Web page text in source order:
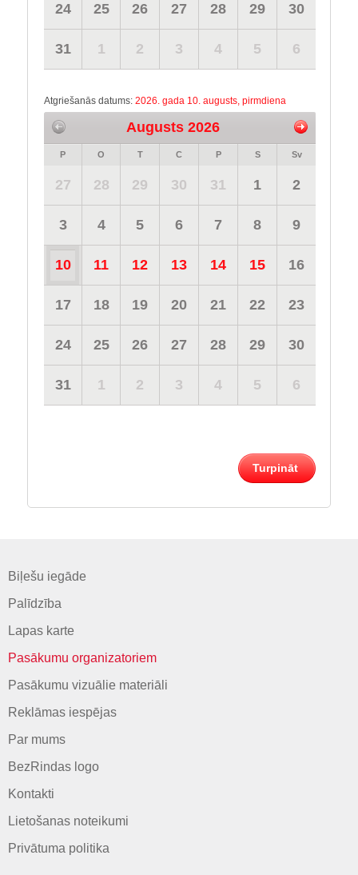
24 25 26 27 28 29 30
31 1 2 3 4 5 6
Atgriešanās datums: 2026. gada 10. augusts, pirmdiena
Augusts 2026
P O T C P S Sv
27 28 29 30 31 1 2
3 4 5 6 7 8 9
10 11 12 13 14 15 16
17 18 19 20 21 22 23
24 25 26 27 28 29 30
31 1 2 3 4 5 6
Turpināt
Biļešu iegāde
Palīdzība
Lapas karte
Pasākumu organizatoriem
Pasākumu vizuālie materiāli
Reklāmas iespējas
Par mums
BezRindas logo
Kontakti
Lietošanas noteikumi
Privātuma politika